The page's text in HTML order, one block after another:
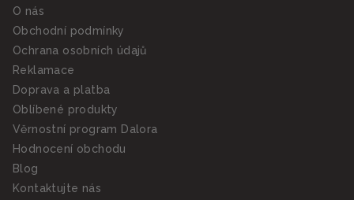
O nás
Obchodní podmínky
Ochrana osobních údajů
Reklamace
Doprava a platba
Oblíbené produkty
Věrnostní program Dalora
Hodnocení obchodu
Blog
Kontaktujte nás